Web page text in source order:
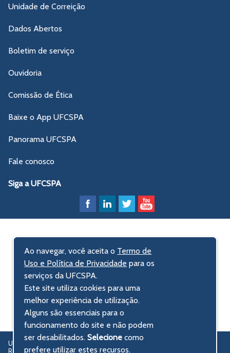
Unidade de Correição
Dados Abertos
Boletim de serviço
Ouvidoria
Comissão de Ética
Baixe o App UFCSPA
Panorama UFCSPA
Fale conosco
Siga a UFCSPA
UFCSPA – Universidade Federal de Ciências da Saúde de Porto Alegre
Rua Sarmento Leite, 245 - Centro Histórico
Ao navegar, você aceita o Termo de
Uso e Política de Privacidade para os
serviços da UFCSPA.
Este site utiliza cookies para uma
melhor experiência de utilização.
Alguns são essenciais para o
funcionamento do site e não podem
ser desabilitados.Selecionecomo
prefere utilizar estes recursos.